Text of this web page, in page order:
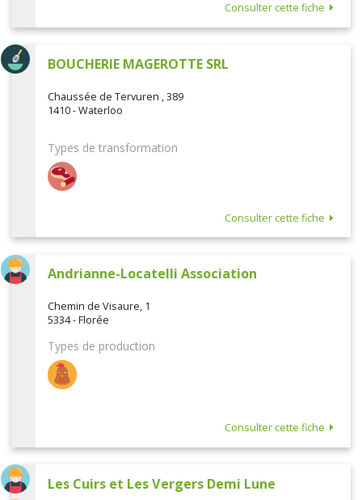
Consulter cette fiche
BOUCHERIE MAGEROTTE SRL
Chaussée de Tervuren , 389
1410 - Waterloo
Types de transformation
Consulter cette fiche
Andrianne-Locatelli Association
Chemin de Visaure, 1
5334 - Florée
Types de production
Consulter cette fiche
Les Cuirs et Les Vergers Demi Lune